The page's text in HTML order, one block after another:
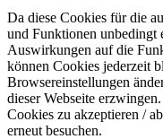
Da diese Cookies für die
und Funktionen unbedingt
Auswirkungen auf die
können Cookies jederzeit
Browsereinstellungen
dieser Webseite
Cookies zu akzeptieren /
erneut besuchen.